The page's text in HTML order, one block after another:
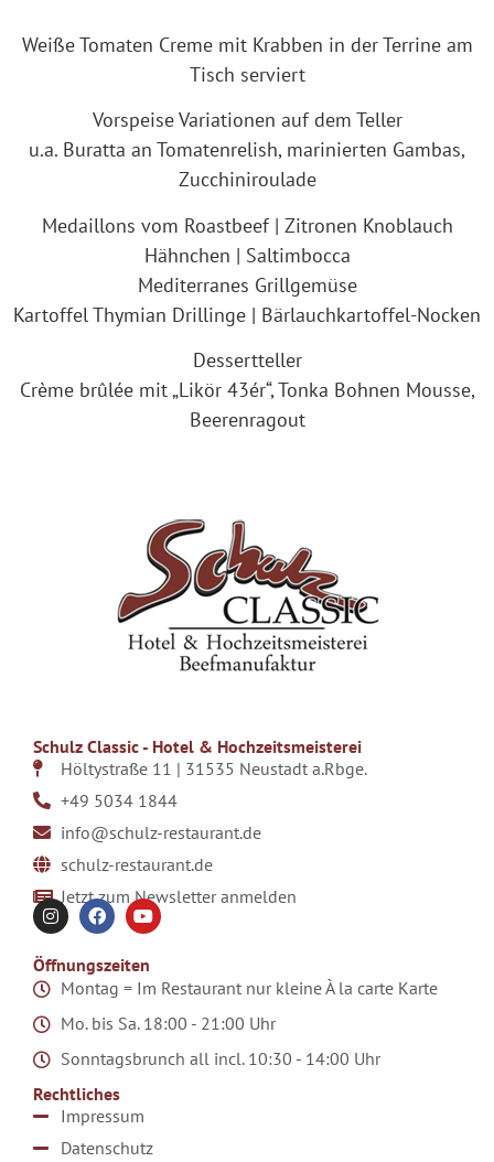
Weiße Tomaten Creme mit Krabben in der Terrine am
Tisch serviert
Vorspeise Variationen auf dem Teller
u.a. Buratta an Tomatenrelish, marinierten Gambas,
Zucchiniroulade
Medaillons vom Roastbeef | Zitronen Knoblauch
Hähnchen | Saltimbocca
Mediterranes Grillgemüse
Kartoffel Thymian Drillinge | Bärlauchkartoffel-Nocken
Dessertteller
Crème brûlée mit „Likör 43ér“, Tonka Bohnen Mousse,
Beerenragout
Schulz Classic - Hotel & Hochzeitsmeisterei
Höltystraße 11 | 31535 Neustadt a.Rbge.
+49 5034 1844
info@schulz-restaurant.de
schulz-restaurant.de
Jetzt zum Newsletter anmelden
Öffnungszeiten
Montag = Im Restaurant nur kleine À la carte Karte
Mo. bis Sa. 18:00 - 21:00 Uhr
Sonntagsbrunch all incl. 10:30 - 14:00 Uhr
Rechtliches
Impressum
Datenschutz